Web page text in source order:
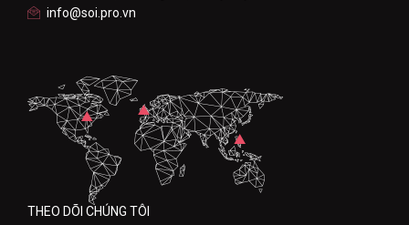
info@soi.pro.vn
THEO DÕI CHÚNG TÔI